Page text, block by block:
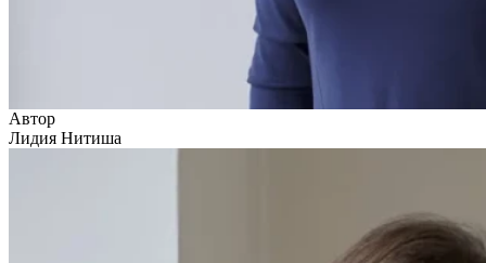
Автор
Лидия Нитиша